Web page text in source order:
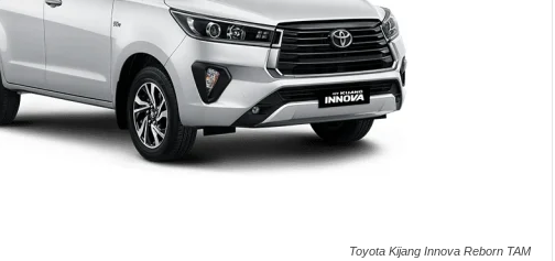
Toyota Kijang Innova Reborn TAM